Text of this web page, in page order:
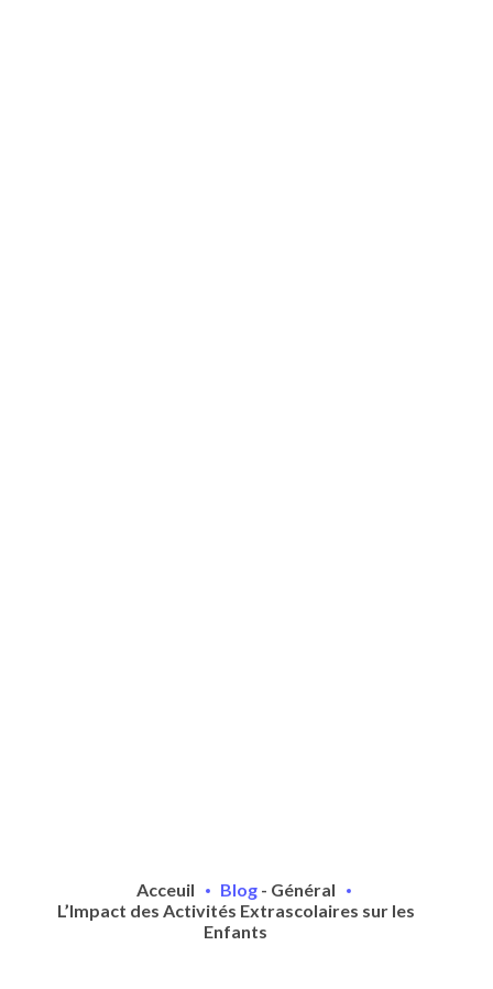
Acceuil Blog - Général
L’Impact des Activités Extrascolaires sur les
Enfants